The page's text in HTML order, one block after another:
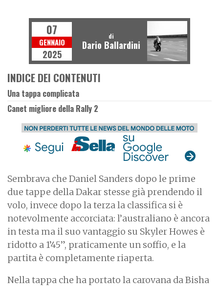
Sembrava che Daniel Sanders dopo le prime
due tappe della Dakar stesse già prendendo il
volo, invece dopo la terza la classifica si è
notevolmente accorciata: l’australiano è ancora
in testa ma il suo vantaggio su Skyler Howes è
ridotto a 1’45”, praticamente un soffio, e la
partita è completamente riaperta.
Nella tappa che ha portato la carovana da Bisha
07
GENNAIO
2025
di
Dario Ballardini
INDICE DEI CONTENUTI
Una tappa complicata
Canet migliore della Rally 2